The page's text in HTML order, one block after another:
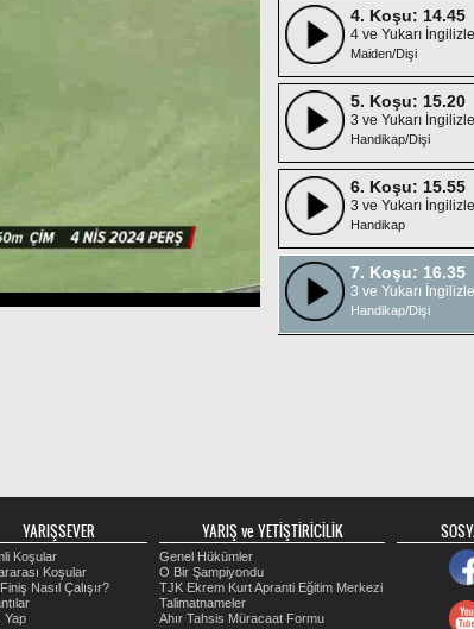
4. Koşu: 14.45
4 ve Yukarı
Maiden/Dişi
5. Koşu: 15.20
3 ve Yukarı
Handikap/Dişi
6. Koşu: 15.55
3 ve Yukarı
Handikap
7. Koşu: 16.35
3 ve Yukarı
Handikap/Dişi
YARIŞSEVER
Koşular
Koşular
Nasıl Çalışır?
Yap
YARIŞ ve YETİŞTİRİCİLİK
Genel Hükümler
O Bir Şampiyondu
TJK Ekrem Kurt Apranti Eğitim Merkezi
Talimatnameler
Ahır Tahsis Müracaat Formu